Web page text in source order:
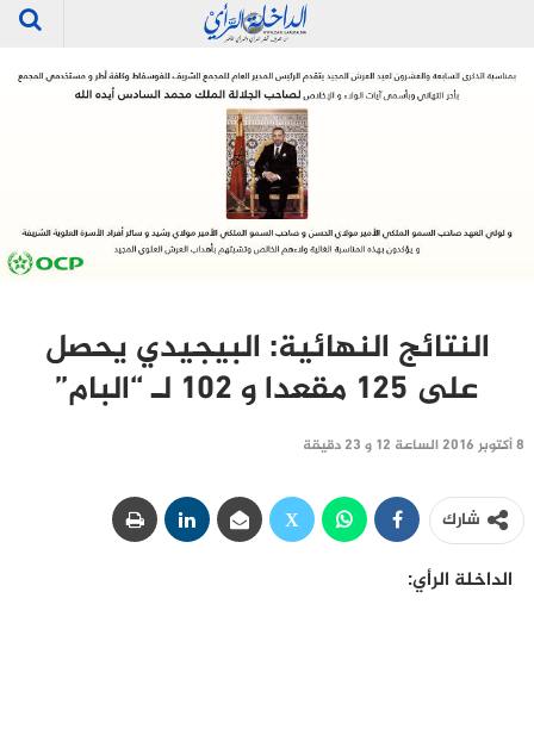
النتائج النهائية: البيجيدي يحصل
على 125 مقعدا و 102 لـ “البام”
8 أكتوبر 2016 الساعة 12 و 23 دقيقة
شارك
الداخلة الرأي: